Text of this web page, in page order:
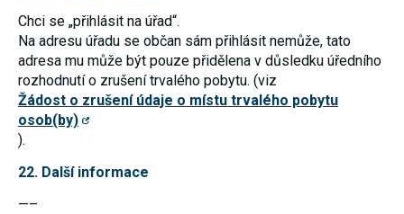
Chci se „přihlásit na úřad“.
Na adresu úřadu se občan sám přihlásit nemůže, tato
adresa mu může být pouze přidělena v důsledku úředního
rozhodnutí o zrušení trvalého pobytu. (viz
Žádost o zrušení údaje o místu trvalého pobytu
osob(by)
).
22. Další informace
—–